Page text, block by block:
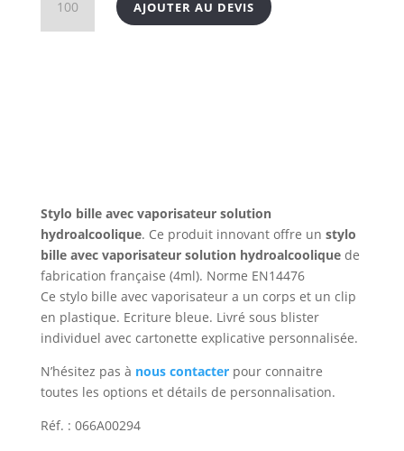
Stylo
AJOUTER AU DEVIS
Stylo bille avec vaporisateur solution
hydroalcoolique. Ce produit innovant offre un stylo
bille avec vaporisateur solution hydroalcooliquede
fabrication française (4ml). Norme EN14476
Ce stylo bille avec vaporisateur a un corps et un clip
en plastique. Ecriture bleue. Livré sous blister
individuel avec cartonette explicative personnalisée.
N’hésitez pas à nous contacterpour connaitre
toutes les options et détails de personnalisation.
Réf. : 066A00294